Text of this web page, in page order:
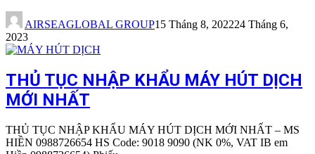
AIRSEAGLOBAL GROUP15 Tháng 8, 202224 Tháng 6,
2023
THỦ TỤC NHẬP KHẨU MÁY HÚT DỊCH
MỚI NHẤT
THỦ TỤC NHẬP KHẨU MÁY HÚT DỊCH MỚI NHẤT – MS
HIỀN 0988726654 HS Code: 9018 9090 (NK 0%, VAT IB em